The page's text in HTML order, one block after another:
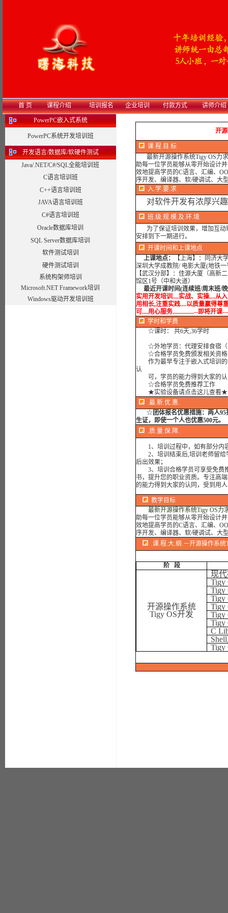
首 页 课程介绍 培训报名 企业培训 付款方式 讲师介绍
PowerPC嵌入式系统
PowerPC系统开发培训班
开发语言/数据库/软硬件测试
Java/.NET/C#/SQL全能培训班
C语言培训班
C++语言培训班
JAVA语言培训班
C#语言培训班
Oracle数据库培训
SQL Server数据库培训
软件测试培训
硬件测试培训
系统构架师培训
Microsoft.NET Framework培训
Windows驱动开发培训班
开
课.程.目.标
最新开源操作系统Tigy OS力
助每一位学员能够从零开始设计
效地提高学员的C语言、汇编、
序开发、编译器、软/硬调试、大
入.学.要.求
对软件开发有浓厚兴趣
班.级.规.模.及.环.境
为了保证培训效果，增加互动
安排到下一期进行。
开课时间和上课地点
上课地点：
【上海】：同济大
深圳大学成教院/ 电影大厦(地铁
【武汉分部】：佳源大厦（高新
馆区1号（中和大道）
最近开课时间(连续班/周末班/
实用开发培训....实战、实操....从
用相长,注重实践....以质量赢得尊
可....用心服务..............--即将开课
学时和学费
☆课时： 共6天,36学时
☆外地学员：代理安排食宿（
☆合格学员免费颁发相关资格
作为最早专注于嵌入式培训的
认
可，学员的能力得到大家的认
☆合格学员免费推荐工作
★实验设备请点击这儿查看★
.最.新.优.惠.
☆ 团体报名优惠措施： 两人
生证，即使一个人也优惠500元。
.质.量.保.障.
1、培训过程中，如有部分内
2、培训结束后,培训老师留给
后出效果；
3、培训合格学员可享受免费
书，提升您的职业资质。专注高
的能力得到大家的认同，受到用
教学目标
最新开源操作系统Tigy OS力
助每一位学员能够从零开始设计
效地提高学员的C语言、汇编、
序开发、编译器、软/硬调试、大
.课.程.大.纲.－开源操作系统
阶 段
开源操作系统
Tigy OS开发
现
Tigy
Tigy
Tigy
Tigy
Tigy
Tigy
C
Shell
Tigy